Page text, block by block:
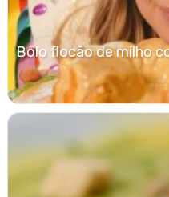
Bolo flocão de milho